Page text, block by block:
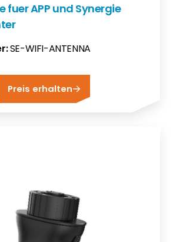
fuer APP und Synergie
SE-WIFI-ANTENNA
Preis erhalten